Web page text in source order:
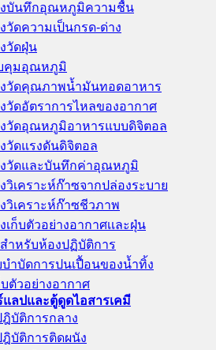
งบันทึกอุณหภูมิความชื้น
วัดความเป็นกรด-ด่าง
วัดฝุ่น
คุมอุณหภูมิ
งวัดคุณภาพน้ำมันทอดอาหาร
วัดอัตราการไหลของอากาศ
งวัดอุณหภูมิอาหารแบบดิจิตอล
วัดแรงดันดิจิตอล
งวัดและบันทึกค่าอุณหภูมิ
วิเคราะห์ก๊าซจากปล่องระบาย
วิเคราะห์ก๊าซชีวภาพ
เก็บตัวอย่างอากาศเเละฝุ่น
สำหรับห้องปฏิบัติการ
บำบัดการปนเปื้อนของน้ำทิ้ง
ตัวอย่างอากาศ
แลปและตู้ดูดไอสารเคมี
บัติการกลาง
ฎิบัติการติดผนัง